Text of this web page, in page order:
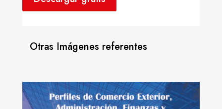
Otras Imágenes referentes